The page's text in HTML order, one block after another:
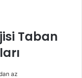
Taban
az